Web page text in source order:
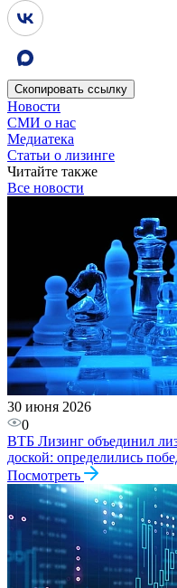
Скопировать ссылку
Новости
СМИ о нас
Медиатека
Статьи о лизинге
Читайте также
Все новости
30 июня 2026
0
ВТБ Лизинг объединил
доской: определились
Посмотреть